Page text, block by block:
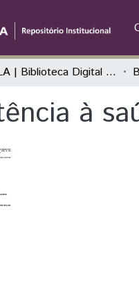
UNILA | Biblioteca Digital de Trabalhos de Conclusão de Curso
à